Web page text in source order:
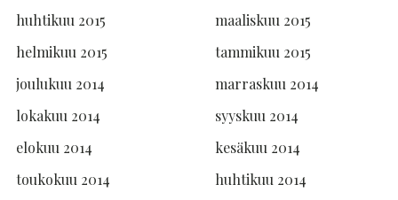
huhtikuu 2015
maaliskuu 2015
helmikuu 2015
tammikuu 2015
joulukuu 2014
marraskuu 2014
lokakuu 2014
syyskuu 2014
elokuu 2014
kesäkuu 2014
toukokuu 2014
huhtikuu 2014